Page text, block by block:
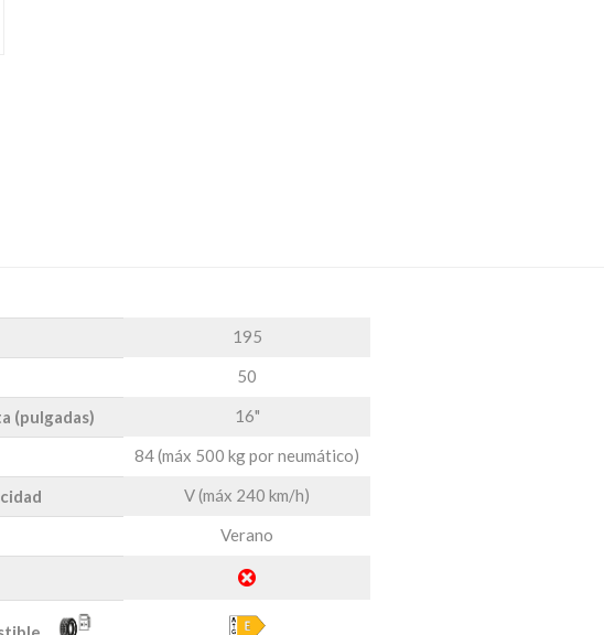
195
50
(pulgadas) 16"
84 (máx 500 kg por neumático)
V (máx 240 km/h)
Verano